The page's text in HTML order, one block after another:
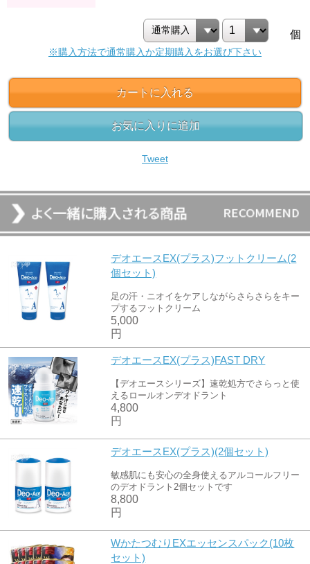
個
※購入方法で通常購入か定期購入をお選び下さい
カートに入れる
お気に入りに追加
Tweet
デオエースEX(プラス)フットクリーム(2
個セット)
足の汗・ニオイをケアしながらさらさらをキー
プするフットクリーム
5,000
円
デオエースEX(プラス)FAST DRY
【デオエースシリーズ】速乾処方でさらっと使
えるロールオンデオドラント
4,800
円
デオエースEX(プラス)(2個セット)
敏感肌にも安心の全身使えるアルコールフリー
のデオドラント2個セットです
8,800
円
WかたつむりEXエッセンスパック(10枚
セット)